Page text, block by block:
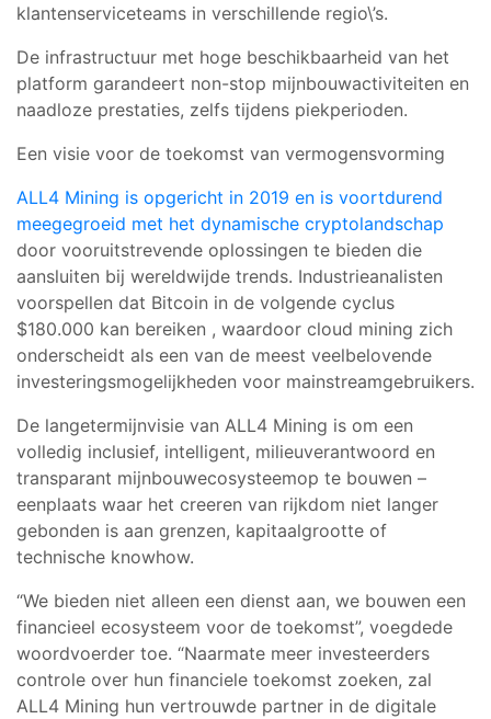
klantenserviceteams in verschillende regio\’s.
De infrastructuur met hoge beschikbaarheid van het
platform garandeert non-stop mijnbouwactiviteiten en
naadloze prestaties, zelfs tijdens piekperioden.
Een visie voor de toekomst van vermogensvorming
ALL4 Mining is opgericht in 2019 en is voortdurend
meegegroeid met het dynamische cryptolandschap
door vooruitstrevende oplossingen te bieden die
aansluiten bij wereldwijde trends. Industrieanalisten
voorspellen dat Bitcoin in de volgende cyclus
$180.000 kan bereiken , waardoor cloud mining zich
onderscheidt als een van de meest veelbelovende
investeringsmogelijkheden voor mainstreamgebruikers.
De langetermijnvisie van ALL4 Mining is om een
volledig inclusief, intelligent, milieuverantwoord en
transparant mijnbouwecosysteemop te bouwen –
eenplaats waar het creeren van rijkdom niet langer
gebonden is aan grenzen, kapitaalgrootte of
technische knowhow.
“We bieden niet alleen een dienst aan, we bouwen een
financieel ecosysteem voor de toekomst”, voegdede
woordvoerder toe. “Naarmate meer investeerders
controle over hun financiele toekomst zoeken, zal
ALL4 Mining hun vertrouwde partner in de digitale